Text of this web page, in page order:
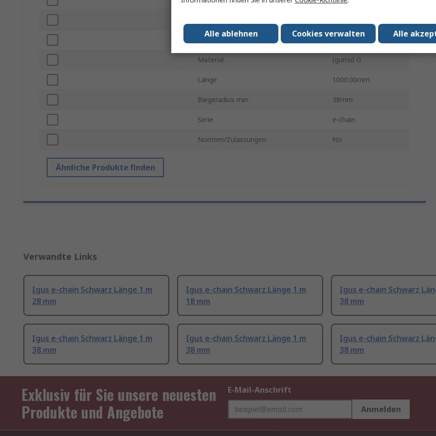
Material Igumid G
Länge 1000.00mm
Biegeradius min. 38mm
Serie e-chain
Normen/Zulassungen No
Ähnliche Produkte finden
Verwandte Links
Igus e-chain Schwarz Länge 1 m
28 mm
Igus e-chain Schwarz Länge 1 m
18 mm
Igus e-chain Schwarz
38 mm
Igus e-chain Schwarz Länge 1 m
38 mm
Igus e-chain Schwarz Länge 1 m
38 mm
Igus e-chain Schwarz
38 mm
Exklusiv für Sie unsere neuesten
Produkte und Angebote
E-Mail-Anschrift
Anmelden
Alle
Cookies verwalten
Alle ablehnen